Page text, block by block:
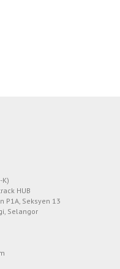
K)
HUB
P1A, Seksyen 13
Selangor